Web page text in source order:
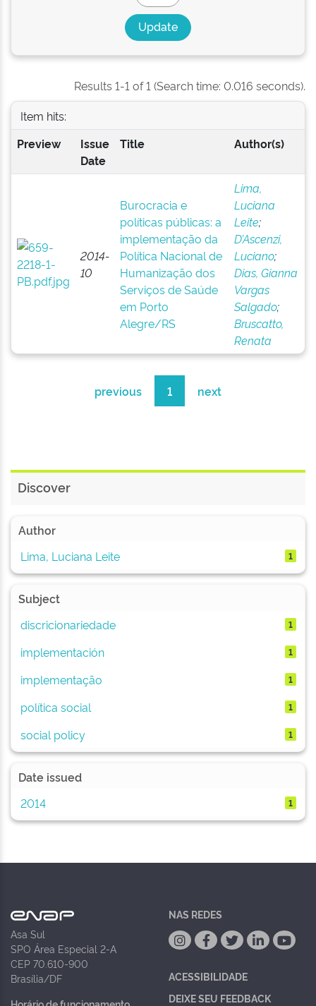
Results 1-1 of 1 (Search time: 0.016 seconds).
Item hits:
Preview
Issue
Date
Title Author(s)
2014-
10
Burocracia e
políticas públicas: a
implementação da
Política Nacional de
Humanização dos
Serviços de Saúde
em Porto
Alegre/RS
Lima,
Luciana
Leite;
D’Ascenzi,
Luciano;
Dias, Gianna
Vargas
Salgado;
Bruscatto,
Renata
previous 1 next
Discover
Author
Lima, Luciana Leite
1
Subject
discricionariedade
1
implementación 1
implementação 1
política social 1
social policy 1
Date issued
2014
1
Asa Sul
SPO Área Especial 2-A
CEP 70.610-900
Brasília/DF
NAS REDES
ACESSIBILIDADE
DEIXE SEU FEEDBACK